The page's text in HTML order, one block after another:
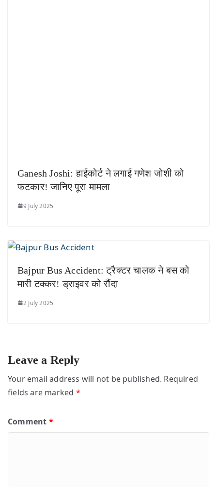
Ganesh Joshi: हाईकोर्ट ने लगाई गणेश जोशी को
फटकार! जानिए पूरा मामला
9 July 2025
Bajpur Bus Accident: ट्रैक्टर चालक ने बस को
मारी टक्कर! ड्राइवर को रौंदा
2 July 2025
Leave a Reply
Your email address will not be published. Required
fields are marked *
Comment *